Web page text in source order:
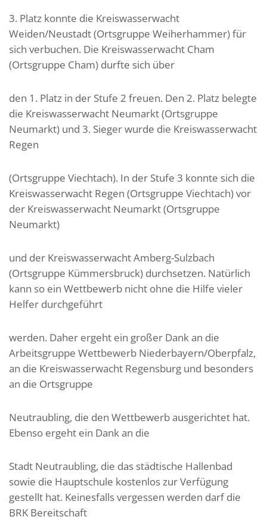
3. Platz konnte die Kreiswasserwacht
Weiden/Neustadt (Ortsgruppe Weiherhammer) für
sich verbuchen. Die Kreiswasserwacht Cham
(Ortsgruppe Cham) durfte sich über
den 1. Platz in der Stufe 2 freuen. Den 2. Platz belegte
die Kreiswasserwacht Neumarkt (Ortsgruppe
Neumarkt) und 3. Sieger wurde die Kreiswasserwacht
Regen
(Ortsgruppe Viechtach). In der Stufe 3 konnte sich die
Kreiswasserwacht Regen (Ortsgruppe Viechtach) vor
der Kreiswasserwacht Neumarkt (Ortsgruppe
Neumarkt)
und der Kreiswasserwacht Amberg-Sulzbach
(Ortsgruppe Kümmersbruck) durchsetzen. Natürlich
kann so ein Wettbewerb nicht ohne die Hilfe vieler
Helfer durchgeführt
werden. Daher ergeht ein großer Dank an die
Arbeitsgruppe Wettbewerb Niederbayern/Oberpfalz,
an die Kreiswasserwacht Regensburg und besonders
an die Ortsgruppe
Neutraubling, die den Wettbewerb ausgerichtet hat.
Ebenso ergeht ein Dank an die
Stadt Neutraubling, die das städtische Hallenbad
sowie die Hauptschule kostenlos zur Verfügung
gestellt hat. Keinesfalls vergessen werden darf die
BRK Bereitschaft